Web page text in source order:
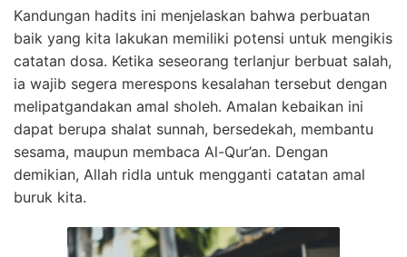
Kandungan hadits ini menjelaskan bahwa perbuatan
baik yang kita lakukan memiliki potensi untuk mengikis
catatan dosa. Ketika seseorang terlanjur berbuat salah,
ia wajib segera merespons kesalahan tersebut dengan
melipatgandakan amal sholeh. Amalan kebaikan ini
dapat berupa shalat sunnah, bersedekah, membantu
sesama, maupun membaca Al-Qur’an. Dengan
demikian, Allah ridla untuk mengganti catatan amal
buruk kita.